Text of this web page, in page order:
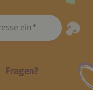
ein
Fragen?